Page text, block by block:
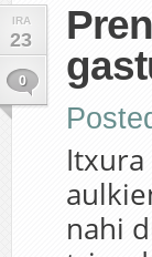
IRA
23
0
nahi